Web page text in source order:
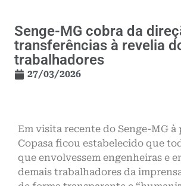
Senge-MG cobra da
transferências à revelia
trabalhadores
27/03/2026
Em visita recente do Senge-MG à
Copasa ficou estabelecido que
que envolvessem engenheiras e
demais trabalhadores da